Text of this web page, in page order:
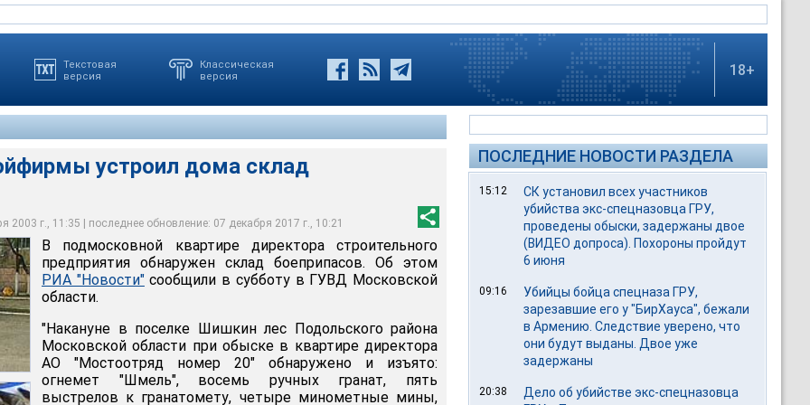
Текстовая
версия
Классическая
версия
18+
устроил дома склад
2003 г., 11:35 | последнее обновление: 07 декабря 2017 г., 10:21
директора строительного предприятия обнаружен склад
РИА "Новости" сообщили в субботу в ГУВД Московской области
лес Подольского района Московской области при обыске
АО Мостоотряд номер 20 обнаружено и изъято: огнемет
гранат, пять выстрелов к гранатомету, четыре минометные
приобретения устанавливается, возбуждено уголовное дело
В подмосковной квартире директора строительного
предприятия обнаружен склад боеприпасов. Об этом
РИА "Новости"сообщили в субботу в ГУВД Московской
области.
"Накануне в поселке Шишкин лес Подольского района
Московской области при обыске в квартире директора
АО "Мостоотряд номер 20" обнаружено и изъято:
огнемет "Шмель", восемь ручных гранат, пять
выстрелов к гранатомету, четыре минометные мины,
ПОСЛЕДНИЕ НОВОСТИ РАЗДЕЛА
15:12
СК установил всех участников
убийства экс-спецназовца ГРУ,
проведены обыски, задержаны двое
(ВИДЕО допроса). Похороны пройдут
6 июня
09:16
Убийцы бойца спецназа ГРУ,
зарезавшие его у "БирХауса", бежали
в Армению. Следствие уверено, что
они будут выданы. Двое уже
задержаны
20:38
Дело об убийстве экс-спецназовца